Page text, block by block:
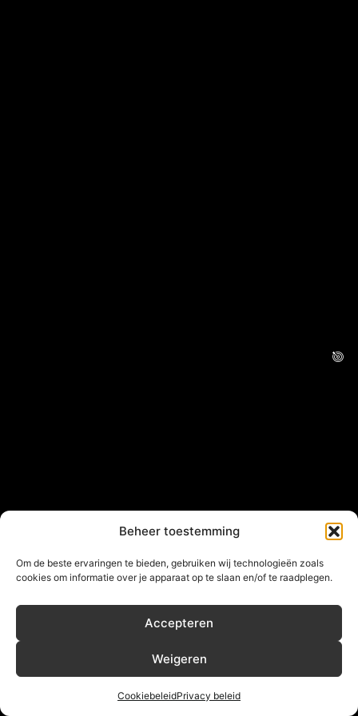
Beheer toestemming
Om de beste ervaringen te bieden, gebruiken wij technologieën zoals
cookies om informatie over je apparaat op te slaan en/of te raadplegen.
Accepteren
Weigeren
CookiebeleidPrivacy beleid